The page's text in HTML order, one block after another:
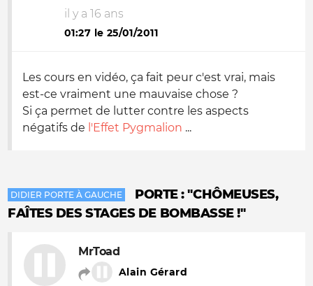
il y a 16 ans
01:27 le 25/01/2011
Les cours en vidéo, ça fait peur c'est vrai, mais
est-ce vraiment une mauvaise chose ?
Si ça permet de lutter contre les aspects
négatifs de l'Effet Pygmalion ...
DIDIER PORTE À GAUCHE
PORTE : "CHÔMEUSES,
FAÎTES DES STAGES DE BOMBASSE !"
MrToad
Alain Gérard